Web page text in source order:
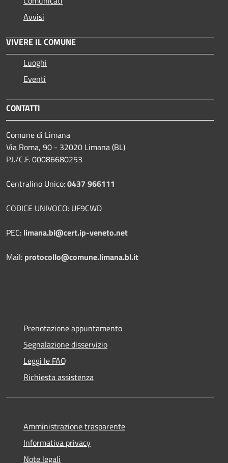
Avvisi
VIVERE IL COMUNE
Luoghi
Eventi
CONTATTI
Comune di Limana
Via Roma, 90 - 32020 Limana (BL)
P.I./C.F. 00086680253
Centralino Unico:0437 966111
CODICE UNIVOCO: UF9CWD
PEC: limana.bl@cert.ip-veneto.net
Mail: protocollo@comune.limana.bl.it
Prenotazione appuntamento
Segnalazione disservizio
Leggi le FAQ
Richiesta assistenza
Amministrazione trasparente
Informativa privacy
Note legali